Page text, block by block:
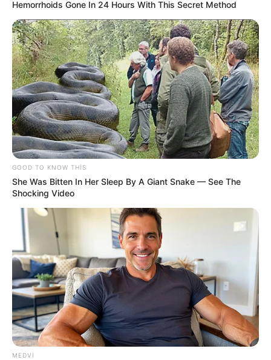
21:12 / 06 Avqust 2026 CƏMİYYƏT
Bakıda bu dahilərin heykəlləri yoxdur-
Nazirə müraciət edildi
215
20:59 / 06 Avqust 2026
Hemorrhoids Gone In 24 Hours With This Secret Method
GOOD TO KNOW THIS
She Was Bitten In Her Sleep By A Giant Snake — See The
Shocking Video
MEDVI